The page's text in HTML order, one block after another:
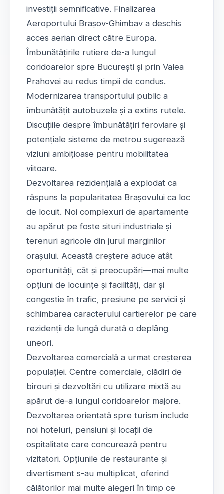
investiții semnificative. Finalizarea
Aeroportului Brașov-Ghimbav a deschis
acces aerian direct către Europa.
Îmbunătățirile rutiere de-a lungul
coridoarelor spre București și prin Valea
Prahovei au redus timpii de condus.
Modernizarea transportului public a
îmbunătățit autobuzele și a extins rutele.
Discuțiile despre îmbunătățiri feroviare și
potențiale sisteme de metrou sugerează
viziuni ambițioase pentru mobilitatea
viitoare.
Dezvoltarea rezidențială a explodat ca
răspuns la popularitatea Brașovului ca loc
de locuit. Noi complexuri de apartamente
au apărut pe foste situri industriale și
terenuri agricole din jurul marginilor
orașului. Această creștere aduce atât
oportunități, cât și preocupări—mai multe
opțiuni de locuințe și facilități, dar și
congestie în trafic, presiune pe servicii și
schimbarea caracterului cartierelor pe care
rezidenții de lungă durată o deplâng
uneori.
Dezvoltarea comercială a urmat creșterea
populației. Centre comerciale, clădiri de
birouri și dezvoltări cu utilizare mixtă au
apărut de-a lungul coridoarelor majore.
Dezvoltarea orientată spre turism include
noi hoteluri, pensiuni și locații de
ospitalitate care concurează pentru
vizitatori. Opțiunile de restaurante și
divertisment s-au multiplicat, oferind
călătorilor mai multe alegeri în timp ce